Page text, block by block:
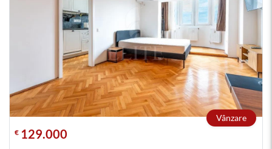
Vânzare
€ 129.000